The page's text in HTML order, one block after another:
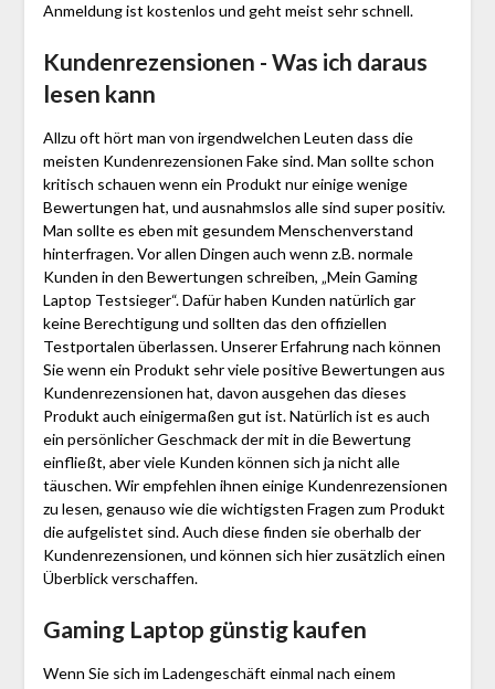
Anmeldung ist kostenlos und geht meist sehr schnell.
Kundenrezensionen - Was ich daraus
lesen kann
Allzu oft hört man von irgendwelchen Leuten dass die
meisten Kundenrezensionen Fake sind. Man sollte schon
kritisch schauen wenn ein Produkt nur einige wenige
Bewertungen hat, und ausnahmslos alle sind super positiv.
Man sollte es eben mit gesundem Menschenverstand
hinterfragen. Vor allen Dingen auch wenn z.B. normale
Kunden in den Bewertungen schreiben, „Mein Gaming
Laptop Testsieger“. Dafür haben Kunden natürlich gar
keine Berechtigung und sollten das den offiziellen
Testportalen überlassen. Unserer Erfahrung nach können
Sie wenn ein Produkt sehr viele positive Bewertungen aus
Kundenrezensionen hat, davon ausgehen das dieses
Produkt auch einigermaßen gut ist. Natürlich ist es auch
ein persönlicher Geschmack der mit in die Bewertung
einfließt, aber viele Kunden können sich ja nicht alle
täuschen. Wir empfehlen ihnen einige Kundenrezensionen
zu lesen, genauso wie die wichtigsten Fragen zum Produkt
die aufgelistet sind. Auch diese finden sie oberhalb der
Kundenrezensionen, und können sich hier zusätzlich einen
Überblick verschaffen.
Gaming Laptop günstig kaufen
Wenn Sie sich im Ladengeschäft einmal nach einem